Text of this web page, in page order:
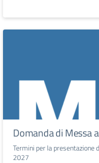
Domanda di Messa
Termini per la presentazione
2027